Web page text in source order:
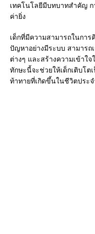
เทคโนโลยีมีบทบาทสำคัญ ก
ค่ายิ่ง
เด็กที่มีความสามารถในกา
ปัญหาอย่างมีระบบ สามาร
ต่างๆ และสร้างความเข้าใ
ทักษะนี้จะช่วยให้เด็กเติบโ
ท้าทายที่เกิดขึ้นในชีวิตประ